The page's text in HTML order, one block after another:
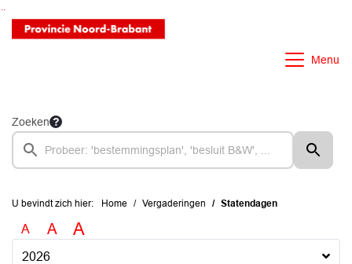
Ga naar de inhoud van deze pagina
Ga naar het zoeken
Ga naar het menu
Menu
Zoeken
U bevindt zich hier: Home Vergaderingen Statendagen
A A A
2026